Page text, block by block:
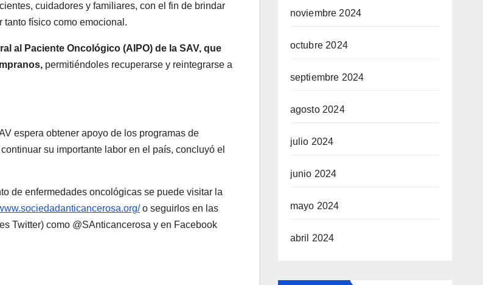
cuidadores y familiares, con el fin de brindar
tanto físico como emocional.
al Paciente Oncológico (AIPO) de la SAV, que
permitiéndoles recuperarse y reintegrarse a
espera obtener apoyo de los programas de
su importante labor en el país, concluyó el
de enfermedades oncológicas se puede visitar la
o seguirlos en las
Twitter) como @SAnticancerosa y en Facebook
noviembre 2024
octubre 2024
septiembre 2024
agosto 2024
julio 2024
junio 2024
mayo 2024
abril 2024